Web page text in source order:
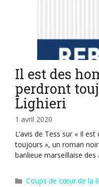
Il est des
perdront
Lighieri
1 avril 2020
L’avis de Tess sur « Il
toujours », un roman
banlieue marseillaise des
Catégories
Coups de cœur de la